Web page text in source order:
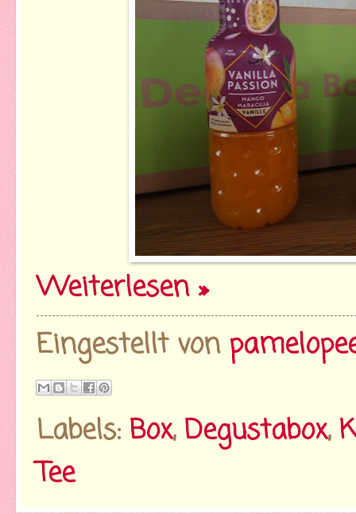
Weiterlesen »
Eingestellt von
Labels: Box, Degustabox,
Tee